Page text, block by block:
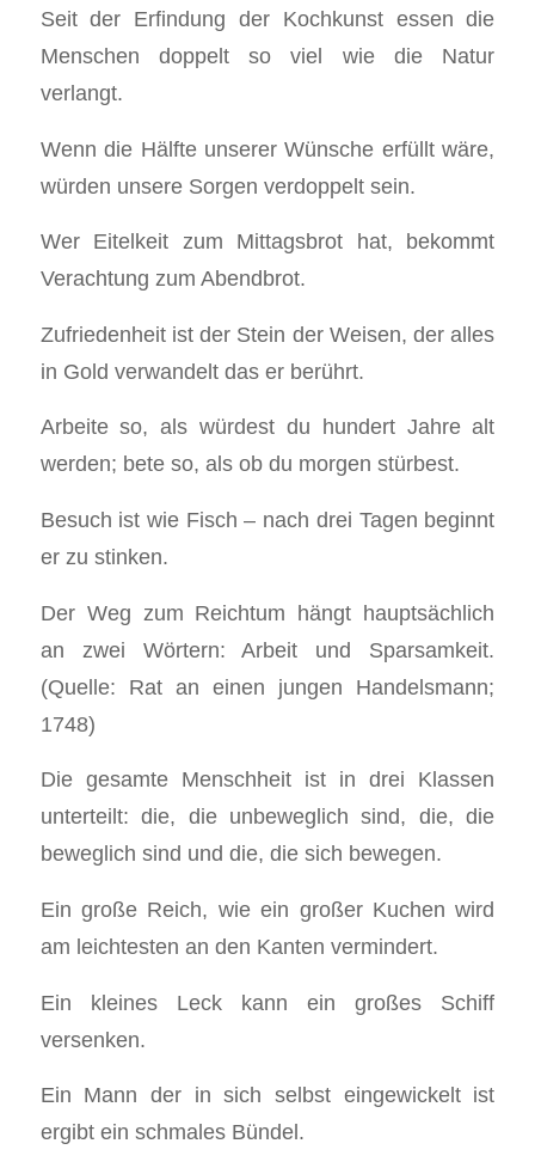
Seit der Erfindung der Kochkunst essen die
Menschen doppelt so viel wie die Natur
verlangt.
Wenn die Hälfte unserer Wünsche erfüllt wäre,
würden unsere Sorgen verdoppelt sein.
Wer Eitelkeit zum Mittagsbrot hat, bekommt
Verachtung zum Abendbrot.
Zufriedenheit ist der Stein der Weisen, der alles
in Gold verwandelt das er berührt.
Arbeite so, als würdest du hundert Jahre alt
werden; bete so, als ob du morgen stürbest.
Besuch ist wie Fisch – nach drei Tagen beginnt
er zu stinken.
Der Weg zum Reichtum hängt hauptsächlich
an zwei Wörtern: Arbeit und Sparsamkeit.
(Quelle: Rat an einen jungen Handelsmann;
1748)
Die gesamte Menschheit ist in drei Klassen
unterteilt: die, die unbeweglich sind, die, die
beweglich sind und die, die sich bewegen.
Ein große Reich, wie ein großer Kuchen wird
am leichtesten an den Kanten vermindert.
Ein kleines Leck kann ein großes Schiff
versenken.
Ein Mann der in sich selbst eingewickelt ist
ergibt ein schmales Bündel.